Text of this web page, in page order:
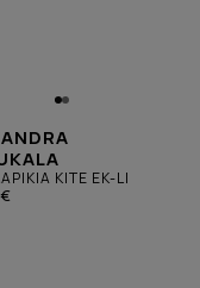
KITE EK-LI